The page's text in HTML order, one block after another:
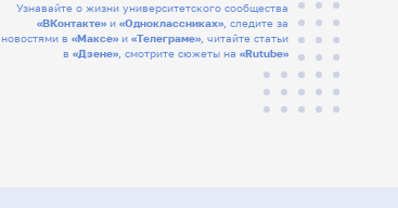
Узнавайте о жизни университетского сообщества
«ВКонтакте» и«Одноклассниках» , следите за
новостями в«Максе» и«Телеграме» , читайте статьи
в«Дзене» , смотрите сюжеты на«Rutube»